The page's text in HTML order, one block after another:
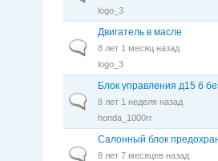
logo_3
Обычная тема
Двигатель в масле
8 лет 1 месяц назад
logo_3
Обычная тема
Блок управления д15 б
8 лет 1 неделя назад
honda_1000rr
Обычная тема
Салонный блок
8 лет 7 месяцев назад